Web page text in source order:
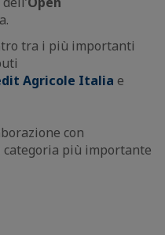
tra i più importanti
Agricole Italia e
con
categoria più importante